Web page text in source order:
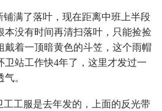
铺满了落叶，现在距离中班上半段
本没有时间再清扫落叶，只能捡捡
戴着一顶暗黄色的斗笠，这个雨帽
卫站工作快4年了，这里才发过一
。
工工服是去年发的，上面的反光带